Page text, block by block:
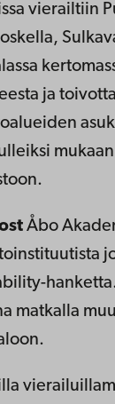
vierailtiin
ja
mukaan
Åbo
matkalla